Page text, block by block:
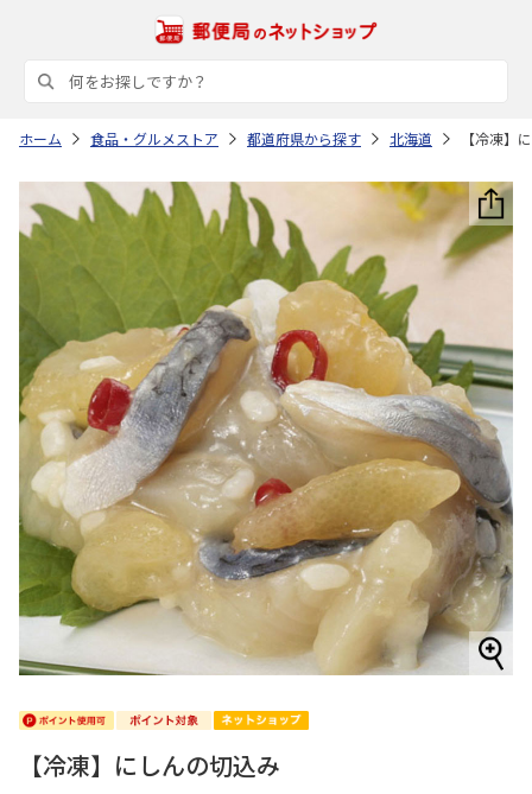
ホーム 食品・グルメストア 都道府県から探す 北海道 【冷凍】
【冷凍】にしんの切込み